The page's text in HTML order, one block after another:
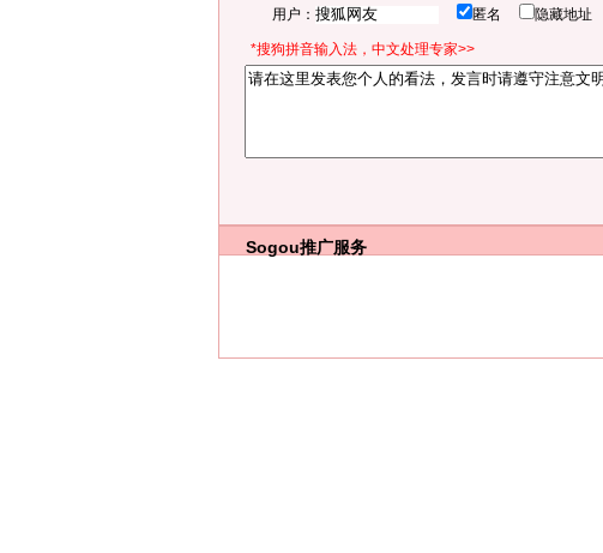
用户： 匿名 隐藏地址
*搜狗拼音输入法，中文处理专家>>
Sogou推广服务